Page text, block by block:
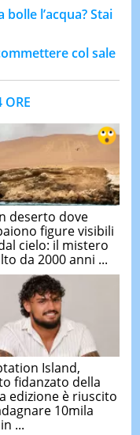
l’acqua? Stai
col sale
ORE
deserto dove
figure visibili
cielo: il mistero
da 2000 anni ...
Island,
fidanzato della
edizione è riuscito
10mila
...